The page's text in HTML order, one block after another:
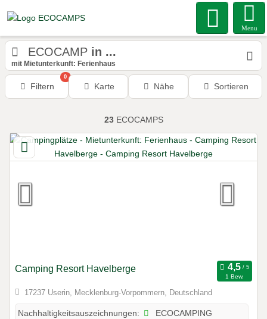
Menu
ECOCAMP in ...
mit Mietunterkunft: Ferienhaus
Filtern
0
Karte Nähe Sortieren
23ECOCAMPS
Camping Resort Havelberge
1 Bew.
17237 Userin, Mecklenburg-Vorpommern, Deutschland
Nachhaltigkeitsauszeichnungen:
ECOCAMPING